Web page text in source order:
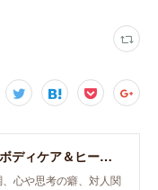
宝塚・大阪／エナジーボディケア＆ヒーリング「癒し、育て、らしく生きる。」おとなとこどものセラピースペース。
心や思考の癖、対人関